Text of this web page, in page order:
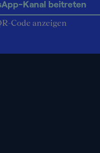
Kanal beitreten
Code anzeigen